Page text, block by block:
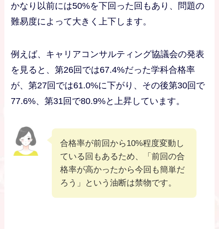
かなり以前には50%を下回った回もあり、問題の
難易度によって大きく上下します。
例えば、キャリアコンサルティング協議会の発表
を見ると、第26回では67.4%だった学科合格率
が、第27回では61.0%に下がり、その後第30回で
77.6%、第31回で80.9%と上昇しています。
合格率が前回から10%程度変動し
ている回もあるため、「前回の合
格率が高かったから今回も簡単だ
ろう」という油断は禁物です。